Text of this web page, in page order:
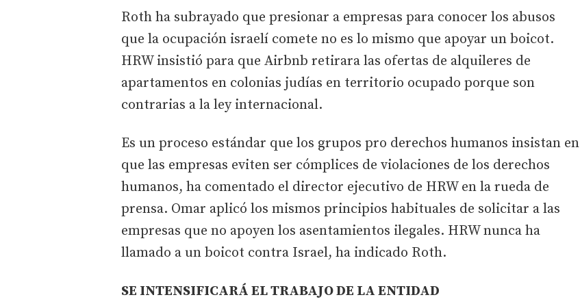
Roth ha subrayado que presionar a empresas para conocer los abusos
que la ocupación israelí comete no es lo mismo que apoyar un boicot.
HRW insistió para que Airbnb retirara las ofertas de alquileres de
apartamentos en colonias judías en territorio ocupado porque son
contrarias a la ley internacional.
Es un proceso estándar que los grupos pro derechos humanos insistan en
que las empresas eviten ser cómplices de violaciones de los derechos
humanos, ha comentado el director ejecutivo de HRW en la rueda de
prensa. Omar aplicó los mismos principios habituales de solicitar a las
empresas que no apoyen los asentamientos ilegales. HRW nunca ha
llamado a un boicot contra Israel, ha indicado Roth.
SE INTENSIFICARÁ EL TRABAJO DE LA ENTIDAD